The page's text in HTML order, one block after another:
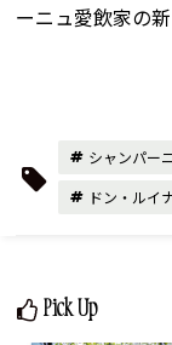
ーニュ愛飲家の
シャンパー
ドン・ルイ
Pick Up